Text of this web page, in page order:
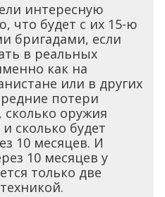
интересную
что будет с их 15-ю
бригадами, если
в реальных
как на
или в других
потери
оружия
сколько будет
10 месяцев. И
10 месяцев у
только две